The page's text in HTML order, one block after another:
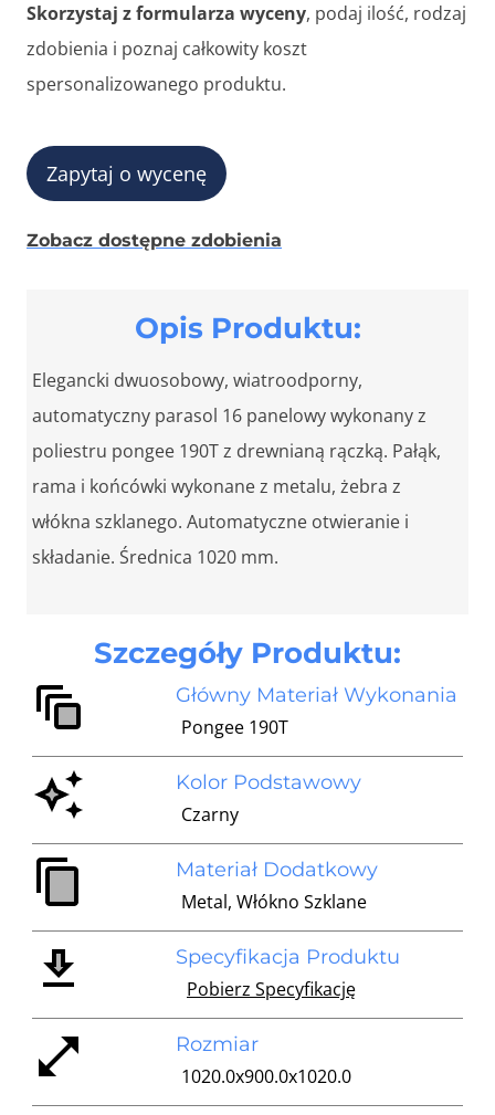
Skorzystaj z formularza wyceny, podaj ilość, rodzaj
zdobienia i poznaj całkowity koszt
spersonalizowanego produktu.
Zapytaj o wycenę
Zobacz dostępne zdobienia
Opis Produktu:
Elegancki dwuosobowy, wiatroodporny,
automatyczny parasol 16 panelowy wykonany z
poliestru pongee 190T z drewnianą rączką. Pałąk,
rama i końcówki wykonane z metalu, żebra z
włókna szklanego. Automatyczne otwieranie i
składanie. Średnica 1020 mm.
Szczegóły Produktu:
Główny Materiał Wykonania
Pongee 190T
Kolor Podstawowy
Czarny
Materiał Dodatkowy
Metal, Włókno Szklane
Specyfikacja Produktu
Pobierz Specyfikację
Rozmiar
1020.0x900.0x1020.0